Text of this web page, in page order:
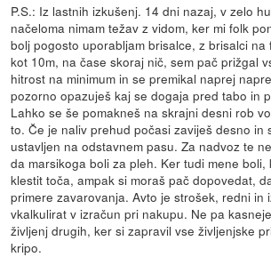
P.S.: Iz lastnih izkušenj. 14 dni nazaj, v zelo
načeloma nimam težav z vidom, ker mi folk
bolj pogosto uporabljam brisalce, z brisalci na
kot 10m, na čase skoraj nič, sem pač prižgal
hitrost na minimum in se premikal naprej
pozorno opazuješ kaj se dogaja pred tabo in
Lahko se še pomakneš na skrajni desni rob
to. Če je naliv prehud počasi zaviješ desno in
ustavljen na odstavnem pasu. Za nadvoz te
da marsikoga boli za pleh. Ker tudi mene boli,
klestit toča, ampak si moraš pač dopovedat,
primere zavarovanja. Avto je strošek, redni in
vkalkulirat v izračun pri nakupu. Ne pa
življenj drugih, ker si zapravil vse življenjske
kripo.